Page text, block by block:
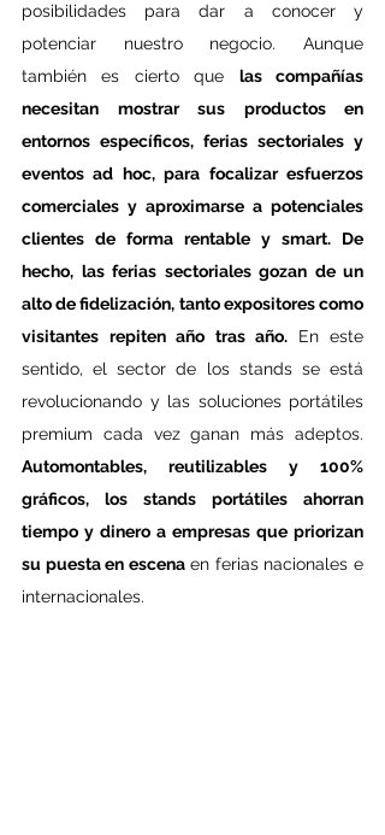
posibilidades para dar a conocer y
potenciar nuestro negocio. Aunque
también es cierto que las compañías
necesitan mostrar sus productos en
entornos específicos, ferias sectoriales y
eventos ad hoc, para focalizar esfuerzos
comerciales y aproximarse a potenciales
clientes de forma rentable y smart. De
hecho, las ferias sectoriales gozan de un
alto de fidelización, tanto expositores como
visitantes repiten año tras año. En este
sentido, el sector de los stands se está
revolucionando y las soluciones portátiles
Automontables, reutilizables y 100%
gráficos, los stands portátiles ahorran
tiempo y dinero a empresas que priorizan
su puesta en escena en ferias nacionales e
internacionales.